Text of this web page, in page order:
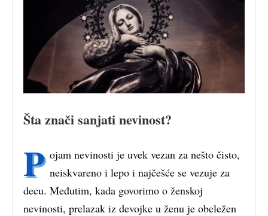
Šta znači sanjati nevinost?
P ojam nevinosti je uvek vezan za nešto čisto,
neiskvareno i lepo i najčešće se vezuje za
decu. Međutim, kada govorimo o ženskoj
nevinosti, prelazak iz devojke u ženu je obeležen